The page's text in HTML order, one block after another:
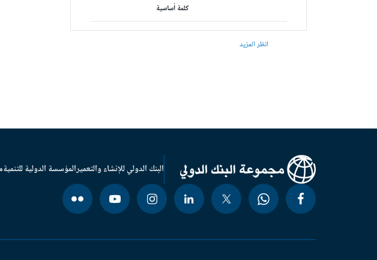
كلمة أساسية
انظر المزيد
البنك الدولي للإنشاء والتعميرالمؤسسة الدولية للتنمية